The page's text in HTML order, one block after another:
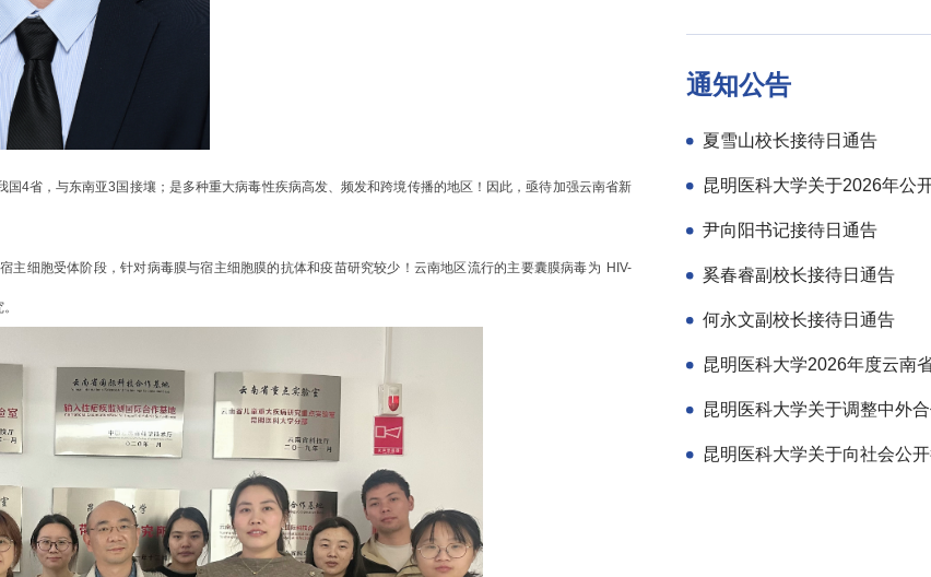
国4省，与东南亚3国接壤；是多种重大病毒性疾病高发、频发和跨境传播的地区！因此，亟待加强云南省新
细胞受体阶段，针对病毒膜与宿主细胞膜的抗体和疫苗研究较少！云南地区流行的主要囊膜病毒为 HIV-
通知公告
夏雪山校长接待日通告
尹向阳书记接待日通告
奚春睿副校长接待日通告
何永文副校长接待日通告